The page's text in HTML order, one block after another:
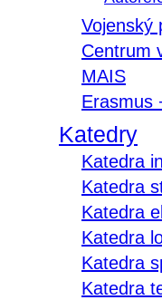
Vojenský
Centrum
MAIS
Erasmus
Katedry
Katedra
Katedra
Katedra
Katedra
Katedra
Katedra